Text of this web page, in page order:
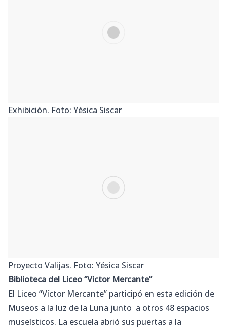
Exhibición. Foto: Yésica Siscar
Proyecto Valijas. Foto: Yésica Siscar
Biblioteca del Liceo “Victor Mercante”
El Liceo “Víctor Mercante” participó en esta edición de
Museos a la luz de la Luna junto a otros 48 espacios
museísticos. La escuela abrió sus puertas a la